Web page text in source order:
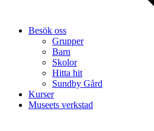
Besök oss
Grupper
Barn
Skolor
Hitta hit
Sundby Gård
Kurser
Museets verkstad